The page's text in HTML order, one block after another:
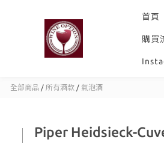
首頁
購買
全部商品 / 所有酒款 / 氣泡酒
Piper Heidsieck-